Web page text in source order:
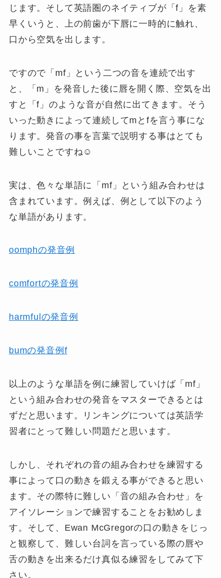
じます。そして英語圏のネイティブが「f」を素
早くいうと、上の前歯が下唇に一時的に触れ、
口から空気を出します。
ですので「mf」という二つの音を連続で出す
と、「m」を発音した後に唇を開く際、空気を出
すと「f」のような音が自然に出てきます。そう
いった動きによって連続してmとfを言う事にな
ります。発音の事を言葉で説明する事はとても
難しいことですね☺
実は、色々な単語に「mf」という組み合わせは
含まれています。例えば、例として以下のよう
な単語があります。
oomphの発音例
comfortの発音例
harmfulの発音例
bumの発音例f
以上のような単語を例に練習していけば「mf」
という組み合わせの発音をマスターできるとは
ずだと思います。リンキングについては英語学
習者にとって難しい問題だと思います。
しかし、それぞれの音の組み合わせを練習する
事によって口の動きを鍛える事ができると思い
ます。その際特に難しい「音の組み合わせ」を
アイソレーションで練習することをお勧めしま
す。そして、Ewan McGregorの口の動きをじっ
と観察して、難しい台詞を言っている際の唇や
舌の動きを出来るだけ真似る練習をしてみて下
さい。